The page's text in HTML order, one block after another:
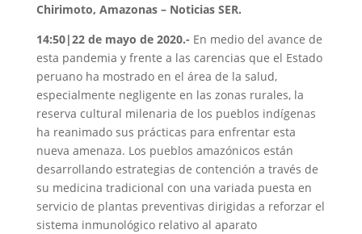
Chirimoto, Amazonas – Noticias SER.
14:50|22 de mayo de 2020.- En medio del avance de
esta pandemia y frente a las carencias que el Estado
peruano ha mostrado en el área de la salud,
especialmente negligente en las zonas rurales, la
reserva cultural milenaria de los pueblos indígenas
ha reanimado sus prácticas para enfrentar esta
nueva amenaza. Los pueblos amazónicos están
desarrollando estrategias de contención a través de
su medicina tradicional con una variada puesta en
servicio de plantas preventivas dirigidas a reforzar el
sistema inmunológico relativo al aparato